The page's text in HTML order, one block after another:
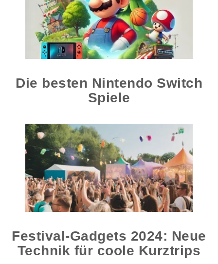
Die besten Nintendo Switch
Spiele
Festival-Gadgets 2024: Neue
Technik für coole Kurztrips